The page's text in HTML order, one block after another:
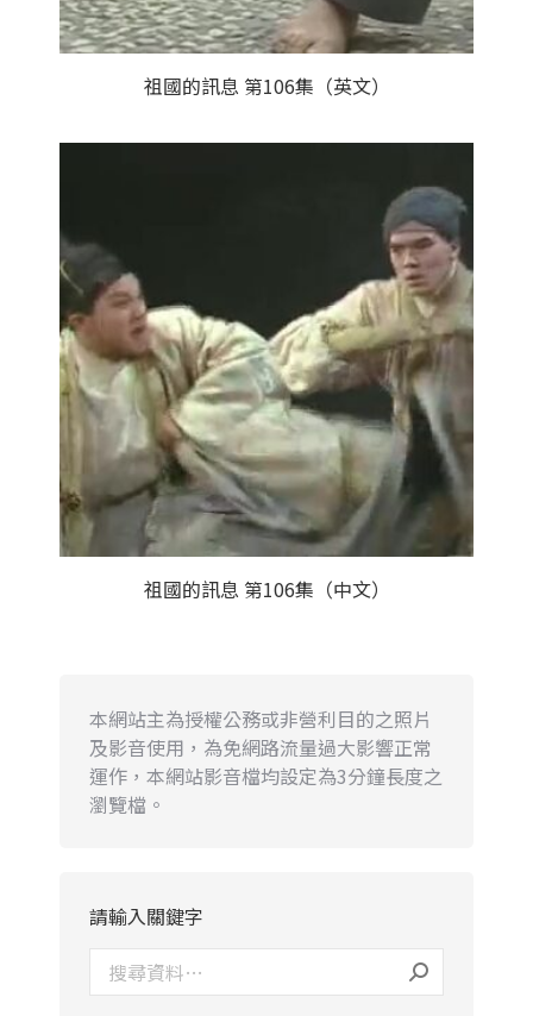
祖國的訊息 第106集（英文）
祖國的訊息 第106集（中文）
本網站主為授權公務或非營利目的之照片
及影音使用，為免網路流量過大影響正常
運作，本網站影音檔均設定為3分鐘長度之
瀏覽檔。
請輸入關鍵字